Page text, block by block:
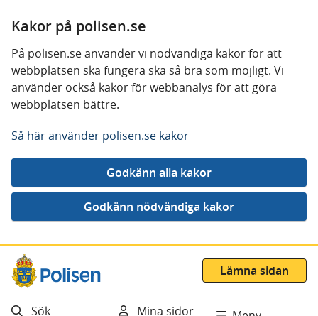
Kakor på polisen.se
På polisen.se använder vi nödvändiga kakor för att
webbplatsen ska fungera ska så bra som möjligt. Vi
använder också kakor för webbanalys för att göra
webbplatsen bättre.
Så här använder polisen.se kakor
Gå direkt till innehåll
Lämna sidan
Sök Mina sidor